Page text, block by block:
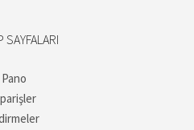
SAYFALARI
Pano